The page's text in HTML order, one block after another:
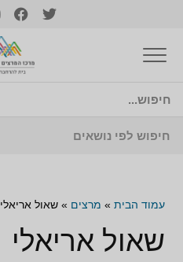
עמוד הבית » מרצים »שאול אריאלי
שאול אריאלי